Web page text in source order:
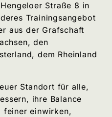
Straße 8 in
Trainingsangebot
aus der Grafschaft
den
dem Rheinland
Standort für alle,
ihre Balance
feiner einwirken,